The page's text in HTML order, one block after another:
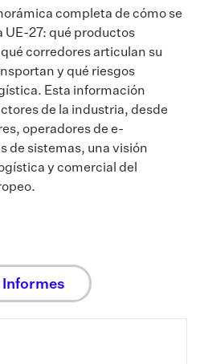
completa de cómo se
UE-27: qué productos
corredores articulan su
y qué riesgos
Esta información
de la industria, desde
operadores de e-
de sistemas, una visión
y comercial del
Informes